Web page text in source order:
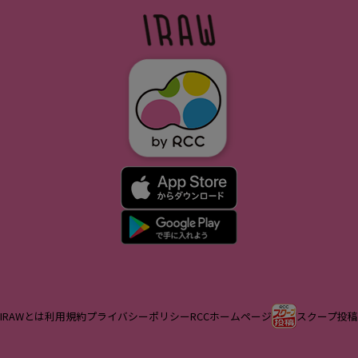
IRAWとは利用規約プライバシーポリシーRCCホームページ スクープ投稿